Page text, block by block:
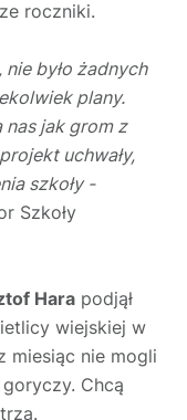
roczniki.
było żadnych
plany.
nas jak grom z
uchwały,
szkoły -
Szkoły
Hara podjął
wiejskiej w
miesiąc nie mogli
Chcą